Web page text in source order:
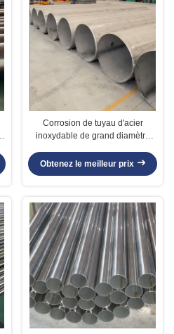
Corrosion de tuyau d'acier
inoxydable de grand diamètre
Obtenez le meilleur prix